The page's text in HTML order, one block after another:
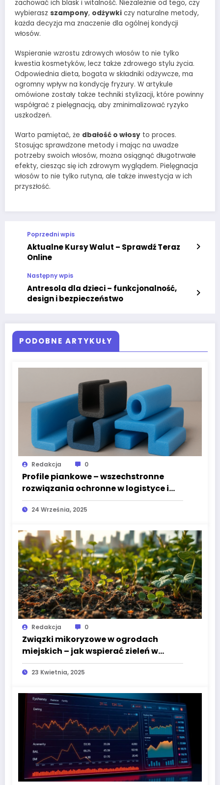
zachować ich blask i witalność. Niezależnie od tego, czy
wybierasz szampony, odżywki czy naturalne metody,
każda decyzja ma znaczenie dla ogólnej kondycji
włosów.
Wspieranie wzrostu zdrowych włosów to nie tylko
kwestia kosmetyków, lecz także zdrowego stylu życia.
Odpowiednia dieta, bogata w składniki odżywcze, ma
ogromny wpływ na kondycję fryzury. W artykule
omówione zostały także techniki stylizacji, które powinny
współgrać z pielęgnacją, aby zminimalizować ryzyko
uszkodzeń.
Warto pamiętać, że dbałość o włosy to proces.
Stosując sprawdzone metody i mając na uwadze
potrzeby swoich włosów, można osiągnąć długotrwałe
efekty, ciesząc się ich zdrowym wyglądem. Pielęgnacja
włosów to nie tylko rutyna, ale także inwestycja w ich
przyszłość.
Poprzedni wpis
Aktualne Kursy Walut – Sprawdź Teraz
Online
Następny wpis
Antresola dla dzieci – funkcjonalność,
design i bezpieczeństwo
PODOBNE ARTYKUŁY
Redakcja 0
Profile piankowe – wszechstronne
rozwiązania ochronne w logistyce i
przemyśle
24 Września, 2025
Redakcja 0
Związki mikoryzowe w ogrodach
miejskich – jak wspierać zieleń w
miastach?
23 Kwietnia, 2025